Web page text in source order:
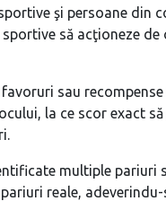
şi persoane din
să acţioneze
sau
la ce scor exact
multiple pariuri
reale,